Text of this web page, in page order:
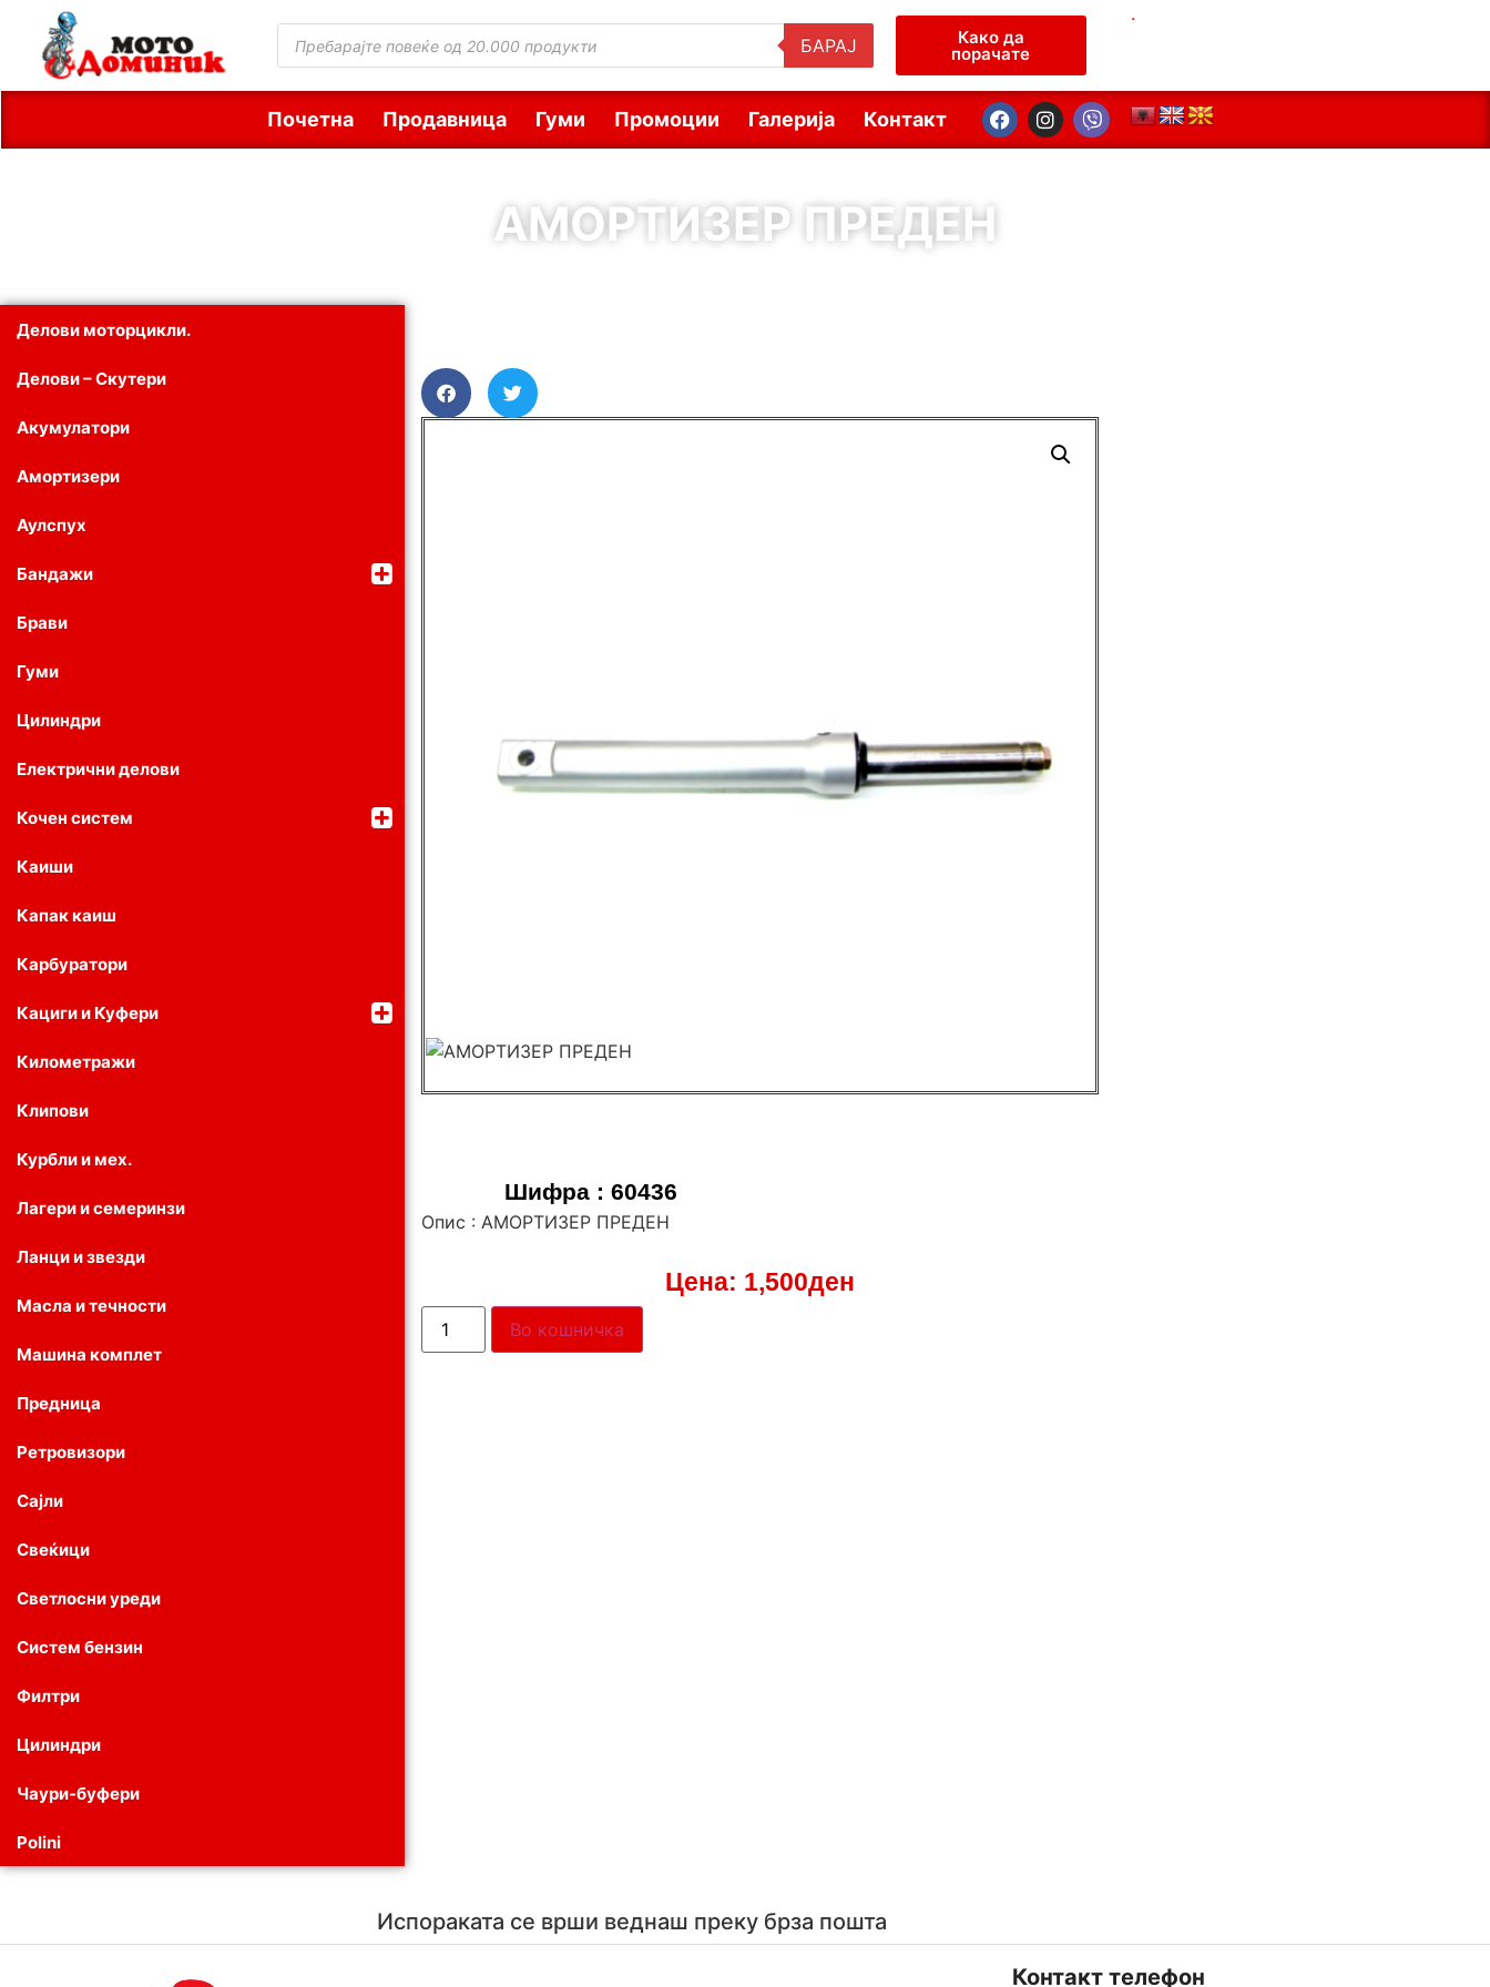
БАРАЈ Како да
порачате
.
Почетна Продавница Гуми Промоции Галерија Контакт
АМОРТИЗЕР ПРЕДЕН
Делови моторцикли.
Делови – Скутери
Акумулатори
Амортизери
Аулспух
Бандажи
Брави
Гуми
Цилиндри
Електрични делови
Кочен систем
Каиши
Капак каиш
Карбуратори
Кациги и Куфери
Километражи
Клипови
Курбли и мех.
Лагери и семеринзи
Ланци и звезди
Масла и течности
Машина комплет
Предница
Ретровизори
Сајли
Свеќици
Светлосни уреди
Систем бензин
Филтри
Цилиндри
Чаури-буфери
Polini
Шифра : 60436
Опис : АМОРТИЗЕР ПРЕДЕН
Цена: 1,500ден
Во кошничка
Испораката се врши веднаш преку брза пошта
Контакт телефон